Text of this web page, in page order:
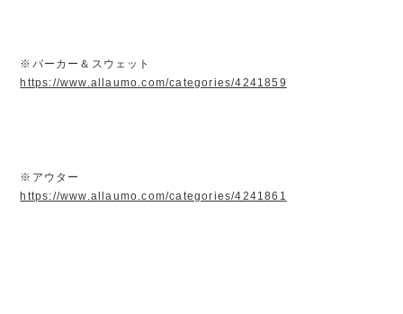
※パーカー＆スウェット
https://www.allaumo.com/categories/4241859
※アウター
https://www.allaumo.com/categories/4241861